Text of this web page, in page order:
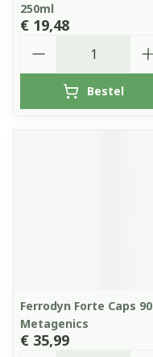
250ml
€ 19,48
Bestel
Ferrodyn Forte Caps 90
Metagenics
€ 35,99